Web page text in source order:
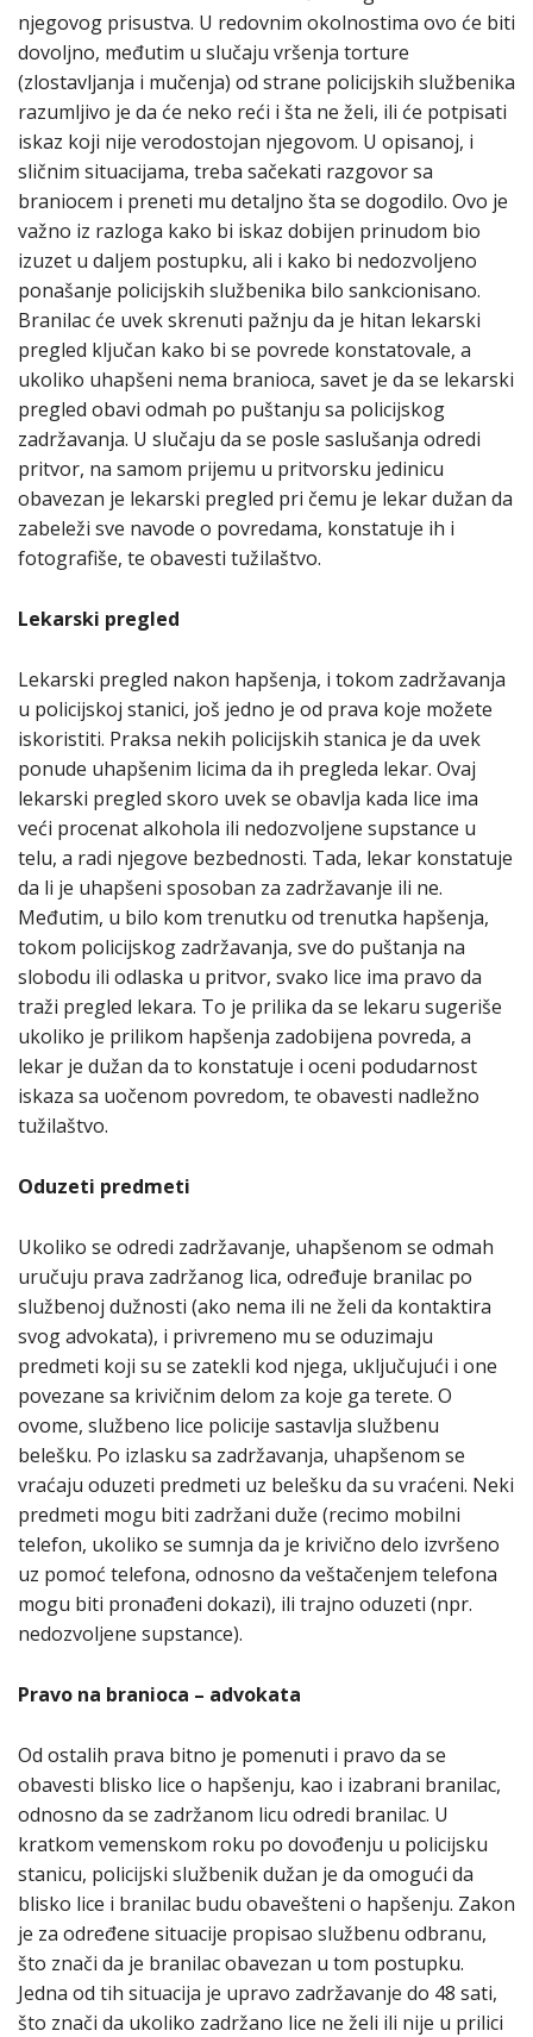
njegovog prisustva. U redovnim okolnostima ovo će biti
dovoljno, međutim u slučaju vršenja torture
(zlostavljanja i mučenja) od strane policijskih službenika
razumljivo je da će neko reći i šta ne želi, ili će potpisati
iskaz koji nije verodostojan njegovom. U opisanoj, i
sličnim situacijama, treba sačekati razgovor sa
braniocem i preneti mu detaljno šta se dogodilo. Ovo je
važno iz razloga kako bi iskaz dobijen prinudom bio
izuzet u daljem postupku, ali i kako bi nedozvoljeno
ponašanje policijskih službenika bilo sankcionisano.
Branilac će uvek skrenuti pažnju da je hitan lekarski
pregled ključan kako bi se povrede konstatovale, a
ukoliko uhapšeni nema branioca, savet je da se lekarski
pregled obavi odmah po puštanju sa policijskog
zadržavanja. U slučaju da se posle saslušanja odredi
pritvor, na samom prijemu u pritvorsku jedinicu
obavezan je lekarski pregled pri čemu je lekar dužan da
zabeleži sve navode o povredama, konstatuje ih i
fotografiše, te obavesti tužilaštvo.
Lekarski pregled
Lekarski pregled nakon hapšenja, i tokom zadržavanja
u policijskoj stanici, još jedno je od prava koje možete
iskoristiti. Praksa nekih policijskih stanica je da uvek
ponude uhapšenim licima da ih pregleda lekar. Ovaj
lekarski pregled skoro uvek se obavlja kada lice ima
veći procenat alkohola ili nedozvoljene supstance u
telu, a radi njegove bezbednosti. Tada, lekar konstatuje
da li je uhapšeni sposoban za zadržavanje ili ne.
Međutim, u bilo kom trenutku od trenutka hapšenja,
tokom policijskog zadržavanja, sve do puštanja na
slobodu ili odlaska u pritvor, svako lice ima pravo da
traži pregled lekara. To je prilika da se lekaru sugeriše
ukoliko je prilikom hapšenja zadobijena povreda, a
lekar je dužan da to konstatuje i oceni podudarnost
iskaza sa uočenom povredom, te obavesti nadležno
tužilaštvo.
Oduzeti predmeti
Ukoliko se odredi zadržavanje, uhapšenom se odmah
uručuju prava zadržanog lica, određuje branilac po
službenoj dužnosti (ako nema ili ne želi da kontaktira
svog advokata), i privremeno mu se oduzimaju
predmeti koji su se zatekli kod njega, uključujući i one
povezane sa krivičnim delom za koje ga terete. O
ovome, službeno lice policije sastavlja službenu
belešku. Po izlasku sa zadržavanja, uhapšenom se
vraćaju oduzeti predmeti uz belešku da su vraćeni. Neki
predmeti mogu biti zadržani duže (recimo mobilni
telefon, ukoliko se sumnja da je krivično delo izvršeno
uz pomoć telefona, odnosno da veštačenjem telefona
mogu biti pronađeni dokazi), ili trajno oduzeti (npr.
nedozvoljene supstance).
Pravo na branioca – advokata
Od ostalih prava bitno je pomenuti i pravo da se
obavesti blisko lice o hapšenju, kao i izabrani branilac,
odnosno da se zadržanom licu odredi branilac. U
kratkom vemenskom roku po dovođenju u policijsku
stanicu, policijski službenik dužan je da omogući da
blisko lice i branilac budu obavešteni o hapšenju. Zakon
je za određene situacije propisao službenu odbranu,
što znači da je branilac obavezan u tom postupku.
Jedna od tih situacija je upravo zadržavanje do 48 sati,
što znači da ukoliko zadržano lice ne želi ili nije u prilici